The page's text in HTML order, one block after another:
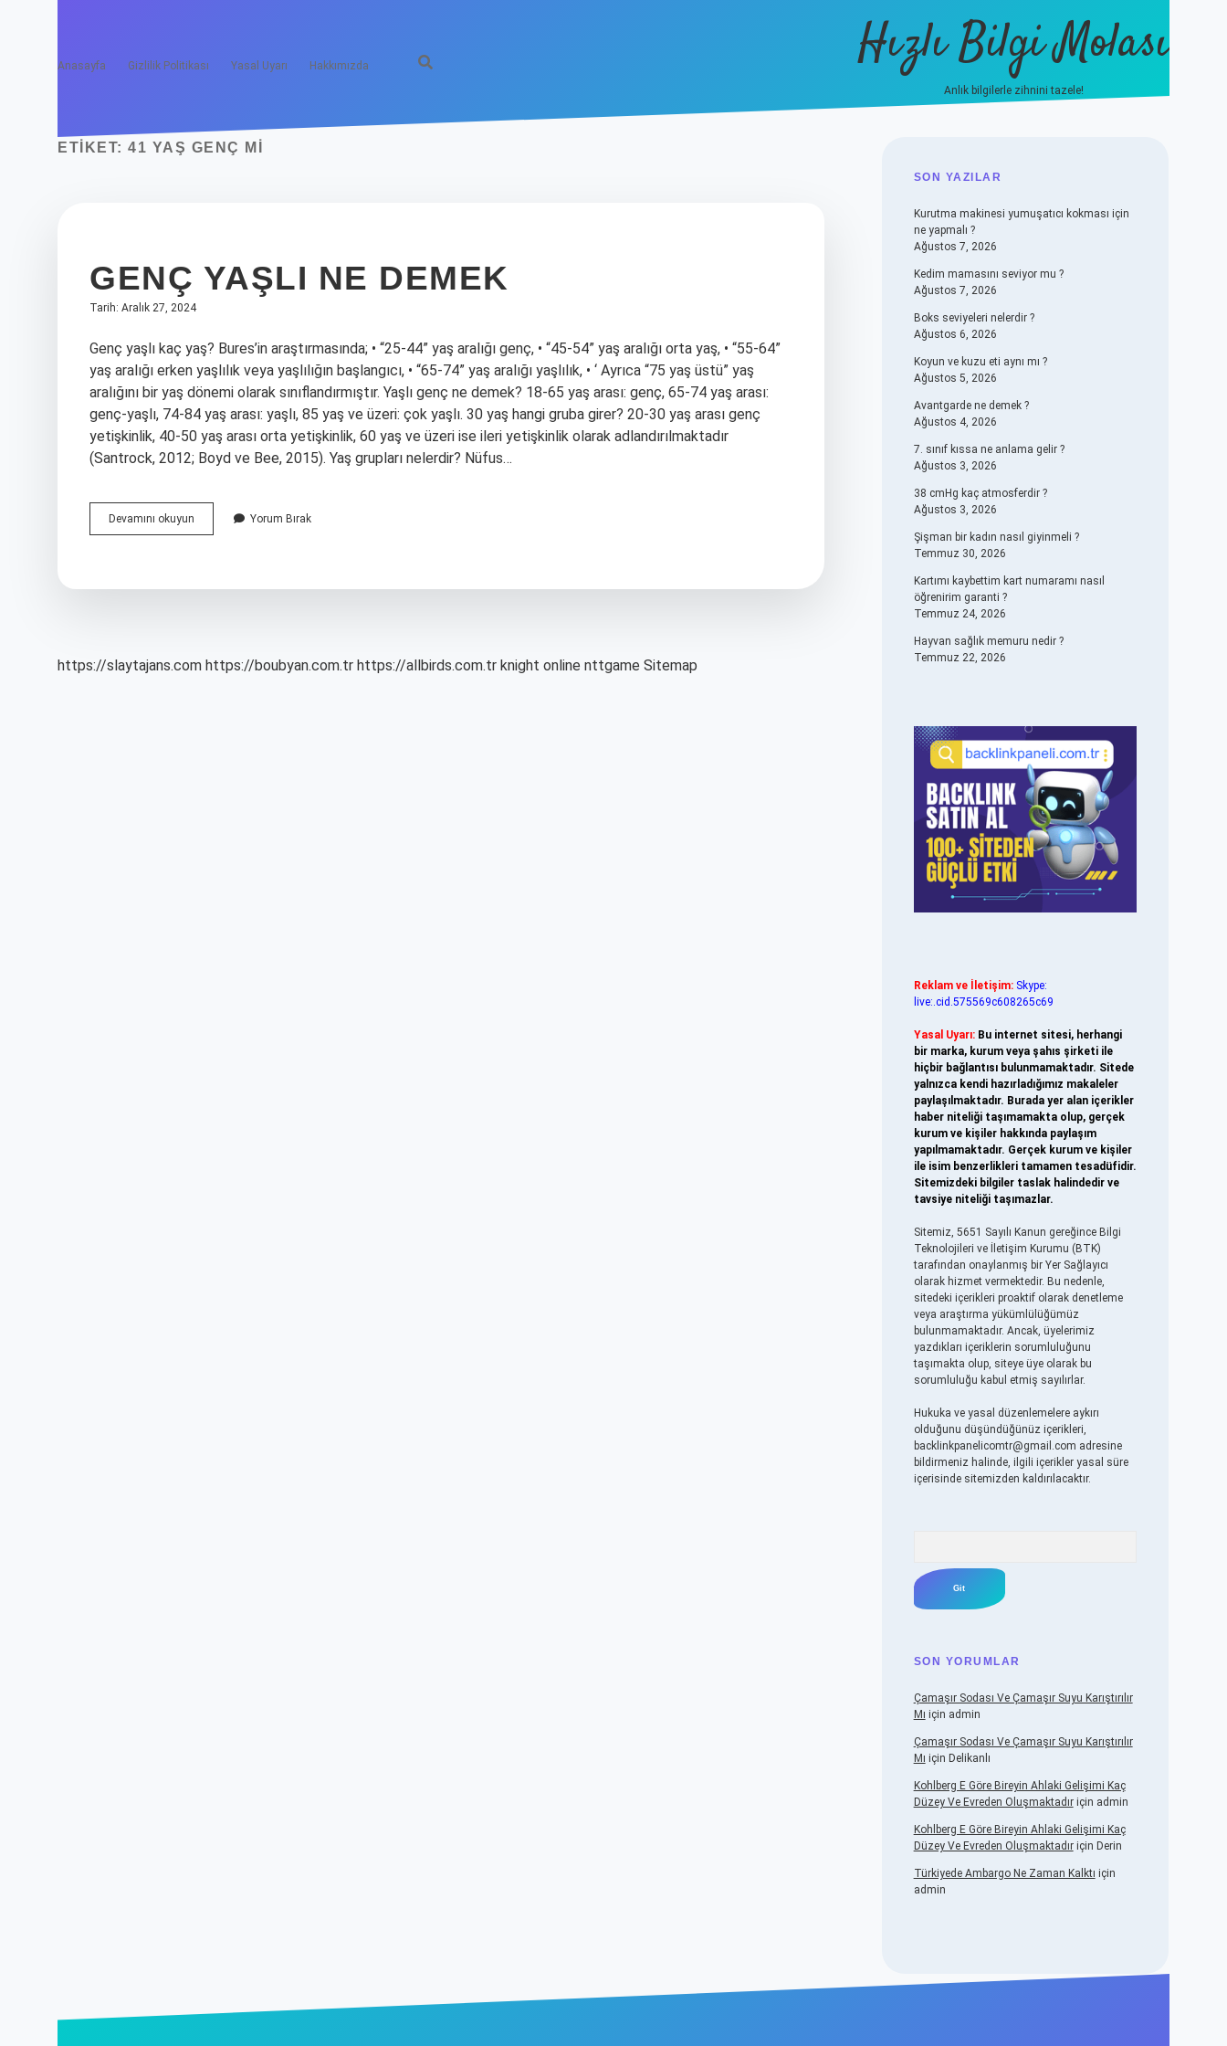
Anasayfa Gizlilik Politikası Yasal Uyarı Hakkımızda Hızlı Bilgi Molası
Anlık bilgilerle zihnini tazele!
ETIKET: 41 YAŞ GENÇ MI
GENÇ YAŞLI NE DEMEK
Tarih: Aralık 27, 2024
Genç yaşlı kaç yaş? Bures’in araştırmasında; • “25-44” yaş aralığı genç, • “45-54” yaş aralığı orta yaş, • “55-64”
yaş aralığı erken yaşlılık veya yaşlılığın başlangıcı, • “65-74” yaş aralığı yaşlılık, • ‘ Ayrıca “75 yaş üstü” yaş
aralığını bir yaş dönemi olarak sınıflandırmıştır. Yaşlı genç ne demek? 18-65 yaş arası: genç, 65-74 yaş arası:
genç-yaşlı, 74-84 yaş arası: yaşlı, 85 yaş ve üzeri: çok yaşlı. 30 yaş hangi gruba girer? 20-30 yaş arası genç
yetişkinlik, 40-50 yaş arası orta yetişkinlik, 60 yaş ve üzeri ise ileri yetişkinlik olarak adlandırılmaktadır
(Santrock, 2012; Boyd ve Bee, 2015). Yaş grupları nelerdir? Nüfus…
Devamını okuyun
Yaşlı
Yorum Bırak
https://slaytajans.com https://boubyan.com.tr https://allbirds.com.tr knight online nttgame Sitemap
SIDEBAR
SON YAZILAR
Kurutma makinesi yumuşatıcı kokması için
ne yapmalı ?
Ağustos 7, 2026
Kedim mamasını seviyor mu ?
Ağustos 7, 2026
Boks seviyeleri nelerdir ?
Ağustos 6, 2026
Koyun ve kuzu eti aynı mı ?
Ağustos 5, 2026
Avantgarde ne demek ?
Ağustos 4, 2026
7. sınıf kıssa ne anlama gelir ?
Ağustos 3, 2026
38 cmHg kaç atmosferdir ?
Ağustos 3, 2026
Şişman bir kadın nasıl giyinmeli ?
Temmuz 30, 2026
Kartımı kaybettim kart numaramı nasıl
öğrenirim garanti ?
Temmuz 24, 2026
Hayvan sağlık memuru nedir ?
Temmuz 22, 2026
Reklam ve İletişim: Skype:
live:.cid.575569c608265c69
Yasal Uyarı: Bu internet sitesi, herhangi
bir marka, kurum veya şahıs şirketi ile
hiçbir bağlantısı bulunmamaktadır. Sitede
yalnızca kendi hazırladığımız makaleler
paylaşılmaktadır. Burada yer alan içerikler
haber niteliği taşımamakta olup, gerçek
kurum ve kişiler hakkında paylaşım
yapılmamaktadır. Gerçek kurum ve kişiler
ile isim benzerlikleri tamamen tesadüfidir.
Sitemizdeki bilgiler taslak halindedir ve
tavsiye niteliği taşımazlar.
Sitemiz, 5651 Sayılı Kanun gereğince Bilgi
Teknolojileri ve İletişim Kurumu (BTK)
tarafından onaylanmış bir Yer Sağlayıcı
olarak hizmet vermektedir. Bu nedenle,
sitedeki içerikleri proaktif olarak denetleme
veya araştırma yükümlülüğümüz
bulunmamaktadır. Ancak, üyelerimiz
yazdıkları içeriklerin sorumluluğunu
taşımakta olup, siteye üye olarak bu
sorumluluğu kabul etmiş sayılırlar.
Hukuka ve yasal düzenlemelere aykırı
olduğunu düşündüğünüz içerikleri,
backlinkpanelicomtr@gmail.com adresine
bildirmeniz halinde, ilgili içerikler yasal süre
içerisinde sitemizden kaldırılacaktır.
SON YORUMLAR
Çamaşır Sodası Ve Çamaşır Suyu Karıştırılır
Mı için admin
Çamaşır Sodası Ve Çamaşır Suyu Karıştırılır
Mı için Delikanlı
Kohlberg E Göre Bireyin Ahlaki Gelişimi Kaç
Düzey Ve Evreden Oluşmaktadıriçin admin
Kohlberg E Göre Bireyin Ahlaki Gelişimi Kaç
Düzey Ve Evreden Oluşmaktadıriçin Derin
Türkiyede Ambargo Ne Zaman Kalktı için
admin